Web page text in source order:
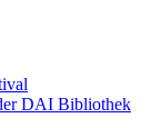
DAI Bibliothek